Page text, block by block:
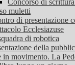
Concorso di
muletti
di presentazione
Ecclesiazuse
di robotica
della
in movimento. La